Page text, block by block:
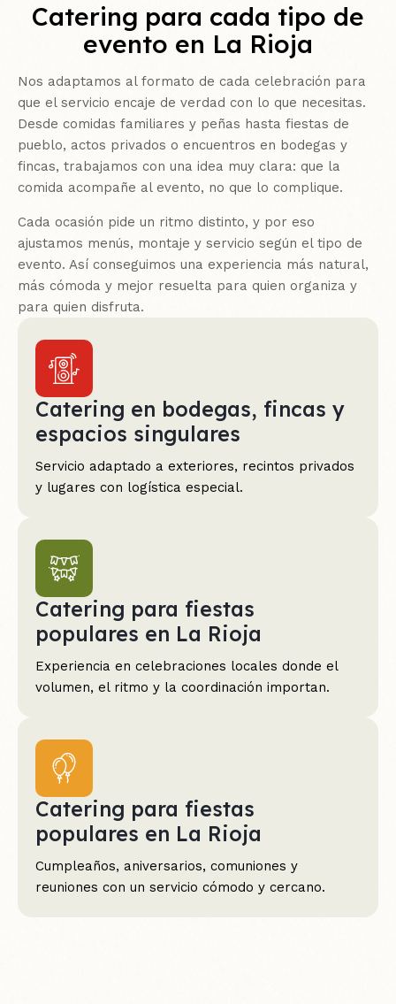
Catering para cada tipo de
evento en La Rioja
Nos adaptamos al formato de cada celebración para
que el servicio encaje de verdad con lo que necesitas.
Desde comidas familiares y peñas hasta fiestas de
pueblo, actos privados o encuentros en bodegas y
fincas, trabajamos con una idea muy clara: que la
comida acompañe al evento, no que lo complique.
Cada ocasión pide un ritmo distinto, y por eso
ajustamos menús, montaje y servicio según el tipo de
evento. Así conseguimos una experiencia más natural,
más cómoda y mejor resuelta para quien organiza y
para quien disfruta.
Catering en bodegas, fincas y
espacios singulares
Servicio adaptado a exteriores, recintos privados
y lugares con logística especial.
Catering para fiestas
populares en La Rioja
Experiencia en celebraciones locales donde el
volumen, el ritmo y la coordinación importan.
Catering para fiestas
populares en La Rioja
Cumpleaños, aniversarios, comuniones y
reuniones con un servicio cómodo y cercano.